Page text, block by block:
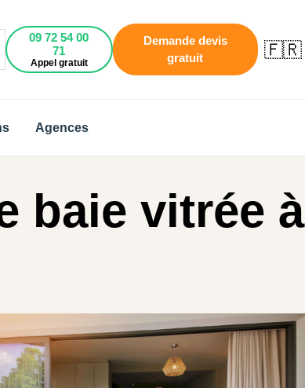
09 72 54 00
71
Appel gratuit
Demande devis
gratuit
🇫🇷
Agences
baie vitrée à